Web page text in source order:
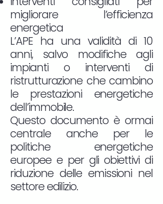
migliorare l’efficienza
energetica
L’APE ha una validità di 10
anni, salvo modifiche agli
impianti o interventi di
ristrutturazione che cambino
le prestazioni energetiche
dell’immobile.
Questo documento è ormai
centrale anche per le
politiche energetiche
europee e per gli obiettivi di
riduzione delle emissioni nel
settore edilizio.